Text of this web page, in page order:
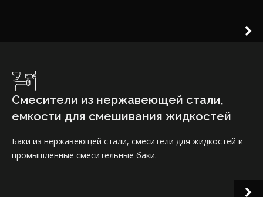
Смесители из нержавеющей стали,
емкости для смешивания жидкостей
Баки из нержавеющей стали, смесители для жидкостей и
промышленные смесительные баки.